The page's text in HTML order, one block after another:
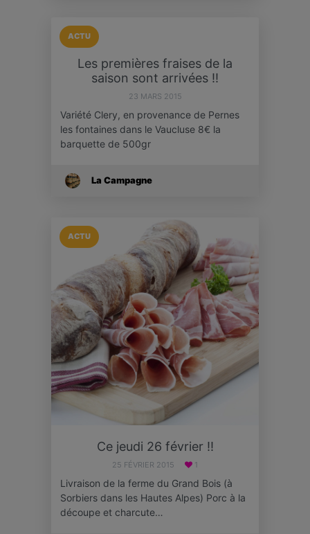
ACTU
Les premières fraises de la
saison sont arrivées !!
23 MARS 2015
Variété Clery, en provenance de Pernes
les fontaines dans le Vaucluse 8€ la
barquette de 500gr
La Campagne
ACTU
Ce jeudi 26 février !!
25 FÉVRIER 2015 1
Livraison de la ferme du Grand Bois (à
Sorbiers dans les Hautes Alpes) Porc à la
découpe et charcute…